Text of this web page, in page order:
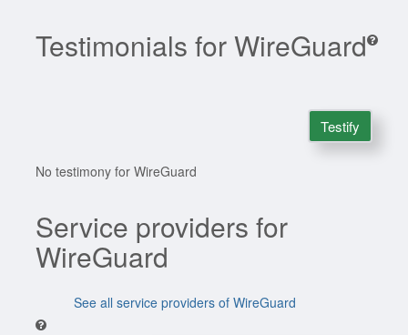
Testimonials for WireGuard
Testify
No testimony for WireGuard
Service providers for
WireGuard
See all service providers of WireGuard